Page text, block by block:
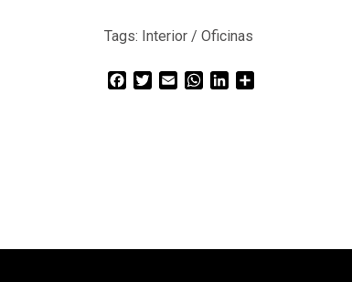
Tags: Interior / Oficinas
Facebook
TwitterEmail WhatsApp
LinkedIn